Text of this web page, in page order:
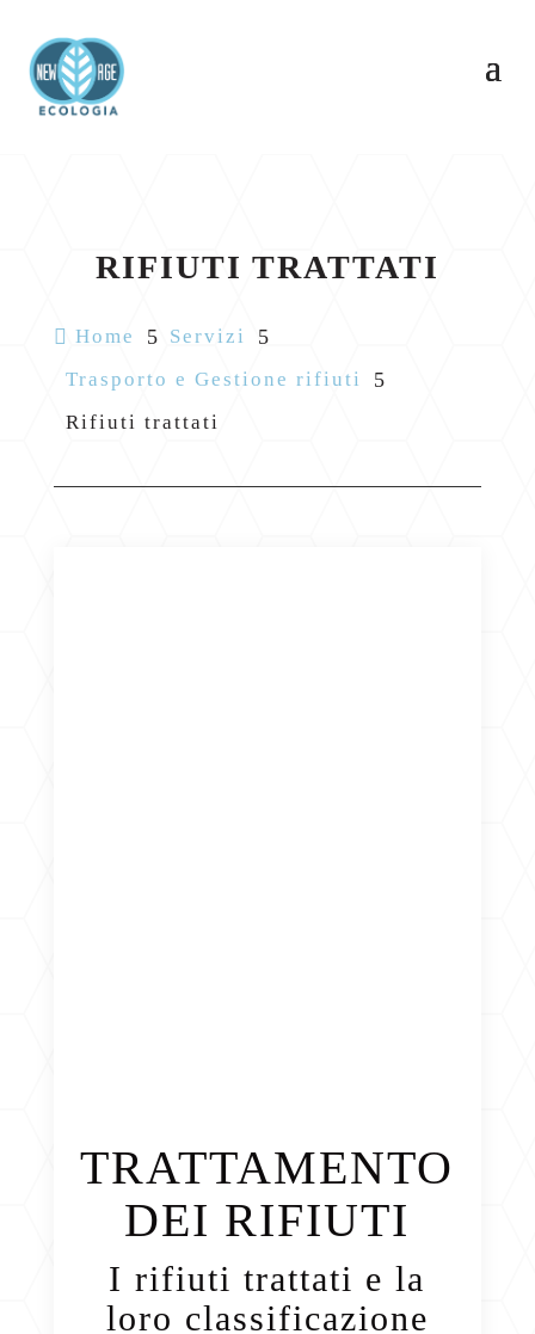
RIFIUTI TRATTATI
 Home 5 Servizi 5
Trasporto e Gestione rifiuti 5
Rifiuti trattati
TRATTAMENTO
DEI RIFIUTI
I rifiuti trattati e la
loro classificazione